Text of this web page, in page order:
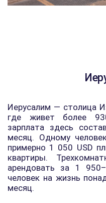
Иерусалим — столица
где живет более
зарплата здесь
месяц. Одному
примерно 1 050 USD
квартиры.
арендовать за 1
человек на жизнь
месяц.